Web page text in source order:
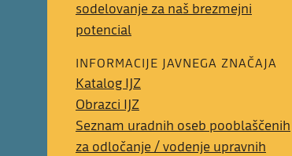
sodelovanje za naš brezmejni
potencial
INFORMACIJE JAVNEGA ZNAČAJA
Katalog IJZ
Obrazci IJZ
Seznam uradnih oseb pooblaščenih
za odločanje / vodenje upravnih